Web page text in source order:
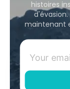
histoires
maintenant